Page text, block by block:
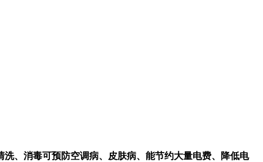
、消毒可预防空调病、皮肤病、能节约大量电费、降低电